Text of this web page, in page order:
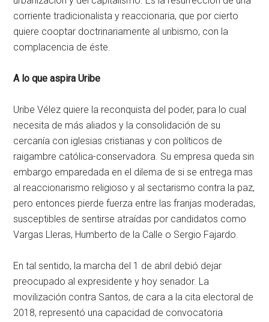
corriente tradicionalista y reaccionaria, que por cierto
quiere cooptar doctrinariamente al uribismo, con la
complacencia de éste.
A lo que aspira Uribe
Uribe Vélez quiere la reconquista del poder, para lo cual
necesita de más aliados y la consolidación de su
cercanía con iglesias cristianas y con políticos de
raigambre católica-conservadora. Su empresa queda sin
embargo emparedada en el dilema de si se entrega mas
al reaccionarismo religioso y al sectarismo contra la paz,
pero entonces pierde fuerza entre las franjas moderadas,
susceptibles de sentirse atraídas por candidatos como
Vargas Lleras, Humberto de la Calle o Sergio Fajardo.
En tal sentido, la marcha del 1 de abril debió dejar
preocupado al expresidente y hoy senador. La
movilización contra Santos, de cara a la cita electoral de
2018, representó una capacidad de convocatoria